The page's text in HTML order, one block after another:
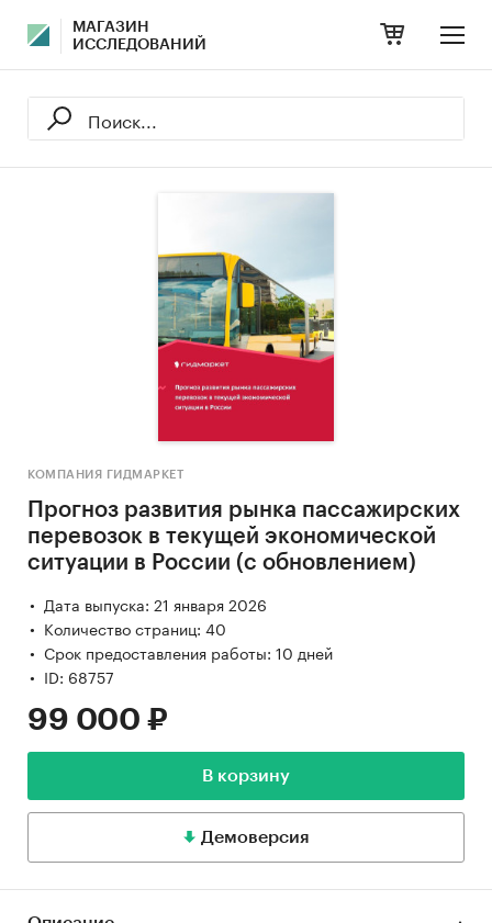
МАГАЗИН
ИССЛЕДОВАНИЙ
КОМПАНИЯ ГИДМАРКЕТ
Прогноз развития рынка пассажирских
перевозок в текущей экономической
ситуации в России (с обновлением)
Дата выпуска: 21 января 2026
Количество страниц: 40
Срок предоставления работы: 10 дней
ID: 68757
99 000 ₽
В корзину
Демоверсия